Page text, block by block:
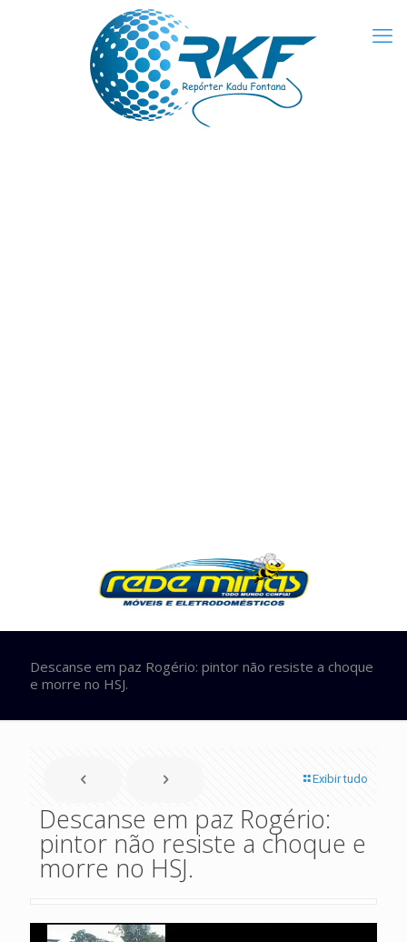
Descanse em paz Rogério: pintor não resiste a choque
e morre no HSJ.
Exibir tudo
Descanse em paz Rogério:
pintor não resiste a choque e
morre no HSJ.